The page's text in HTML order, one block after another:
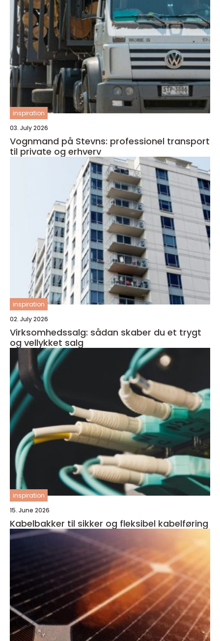
inspiration
03. July 2026
Vognmand på Stevns: professionel transport
til private og erhverv
inspiration
02. July 2026
Virksomhedssalg: sådan skaber du et trygt
og vellykket salg
inspiration
15. June 2026
Kabelbakker til sikker og fleksibel kabelføring